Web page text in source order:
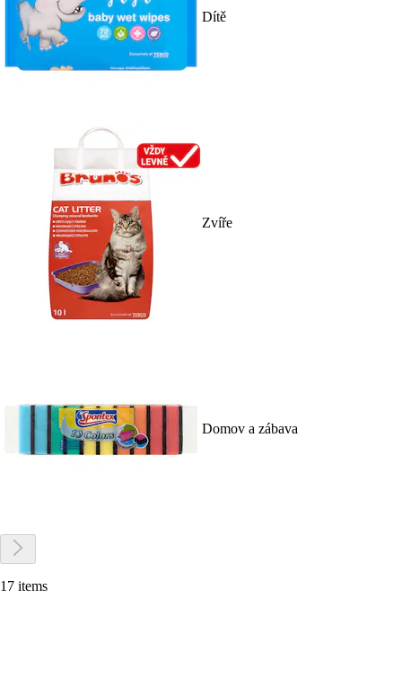
Dítě
Zvíře
Domov a zábava
17 items